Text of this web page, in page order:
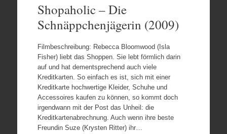
Shopaholic – Die
Schnäppchenjägerin (2009)
Filmbeschreibung: Rebecca Bloomwood (Isla
Fisher) liebt das Shoppen. Sie lebt förmlich darin
auf und hat dementsprechend auch viele
Kreditkarten. So einfach es ist, sich mit einer
Kreditkarte hochwertige Kleider, Schuhe und
Accessoires kaufen zu können, so kommt doch
irgendwann mit der Post das Unheil: die
Kreditkartenabrechnung. Auch wenn ihre beste
Freundin Suze (Krysten Ritter) ihr…